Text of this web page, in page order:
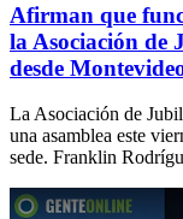
Afirman que
la Asociación de
desde
La Asociación de
una asamblea este
sede. Franklin